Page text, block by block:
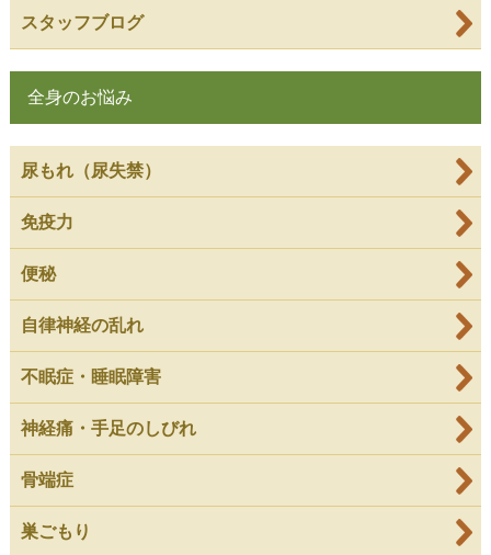
スタッフブログ
全身のお悩み
尿もれ（尿失禁）
免疫力
便秘
自律神経の乱れ
不眠症・睡眠障害
神経痛・手足のしびれ
骨端症
巣ごもり